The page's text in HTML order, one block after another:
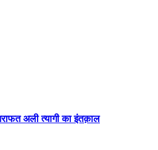
अली त्यागी का इंतक़ाल